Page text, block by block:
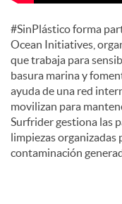
#SinPlástico forma
Ocean Initiatives,
que trabaja para
basura marina y
ayuda de una red
movilizan para
Surfrider gestiona las
limpiezas organizadas
contaminación